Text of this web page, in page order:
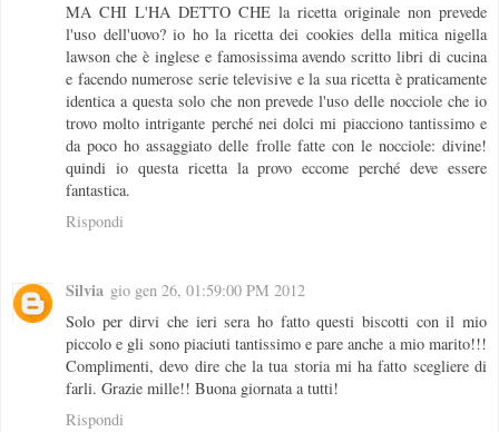
MA CHI L'HA DETTO CHE la ricetta originale non prevede
l'uso dell'uovo? io ho la ricetta dei cookies della mitica nigella
lawson che è inglese e famosissima avendo scritto libri di cucina
e facendo numerose serie televisive e la sua ricetta è praticamente
identica a questa solo che non prevede l'uso delle nocciole che io
trovo molto intrigante perché nei dolci mi piacciono tantissimo e
da poco ho assaggiato delle frolle fatte con le nocciole: divine!
quindi io questa ricetta la provo eccome perché deve essere
fantastica.
Rispondi
Silvia gio gen 26, 01:59:00 PM 2012
Solo per dirvi che ieri sera ho fatto questi biscotti con il mio
piccolo e gli sono piaciuti tantissimo e pare anche a mio marito!!!
Complimenti, devo dire che la tua storia mi ha fatto scegliere di
farli. Grazie mille!! Buona giornata a tutti!
Rispondi